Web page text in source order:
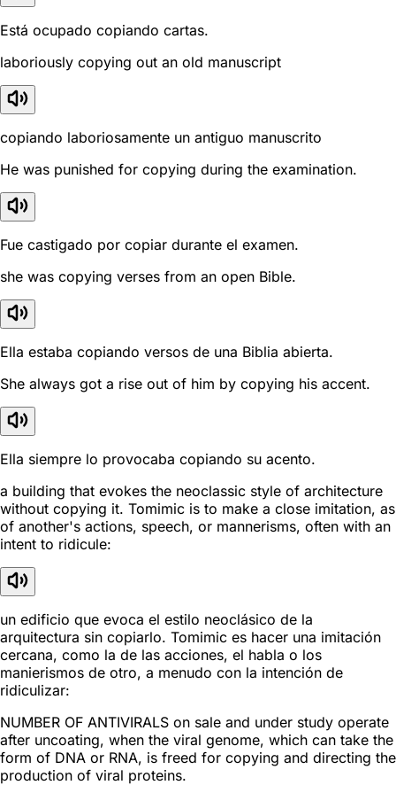
Está ocupado copiando cartas.
laboriously copying out an old manuscript
copiando laboriosamente un antiguo manuscrito
He was punished for copying during the examination.
Fue castigado por copiar durante el examen.
she was copying verses from an open Bible.
Ella estaba copiando versos de una Biblia abierta.
She always got a rise out of him by copying his accent.
Ella siempre lo provocaba copiando su acento.
a building that evokes the neoclassic style of architecture
without copying it. Tomimic is to make a close imitation, as
of another's actions, speech, or mannerisms, often with an
intent to ridicule:
un edificio que evoca el estilo neoclásico de la
arquitectura sin copiarlo. Tomimic es hacer una imitación
cercana, como la de las acciones, el habla o los
manierismos de otro, a menudo con la intención de
ridiculizar:
NUMBER OF ANTIVIRALS on sale and under study operate
after uncoating, when the viral genome, which can take the
form of DNA or RNA, is freed for copying and directing the
production of viral proteins.